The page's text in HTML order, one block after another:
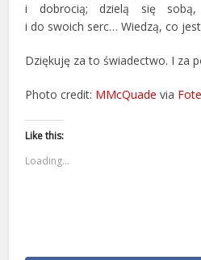
i dobrocią; dzielą się
i do swoich serc… Wiedzą, co
Dziękuję za to świadectwo. I za
Photo credit: MMcQuade via
Like this:
Loading...